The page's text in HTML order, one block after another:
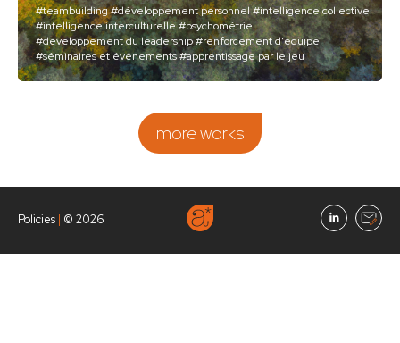
#teambuilding#développement personnel#intelligence collective
#intelligence interculturelle#psychométrie
#développement du leadership#renforcement d'équipe
#séminaires et événements#apprentissage par le jeu
more works
Policies | © 2026